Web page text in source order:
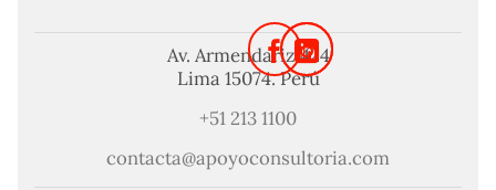
Av. Armendariz 424
Lima 15074. Perú
+51 213 1100
contacta@apoyoconsultoria.com